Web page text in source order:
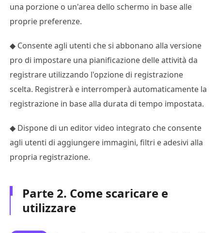
una porzione o un'area dello schermo in base alle
proprie preferenze.
◆ Consente agli utenti che si abbonano alla versione
pro di impostare una pianificazione delle attività da
registrare utilizzando l'opzione di registrazione
scelta. Registrerà e interromperà automaticamente la
registrazione in base alla durata di tempo impostata.
◆ Dispone di un editor video integrato che consente
agli utenti di aggiungere immagini, filtri e adesivi alla
propria registrazione.
Parte 2. Come scaricare e
utilizzare